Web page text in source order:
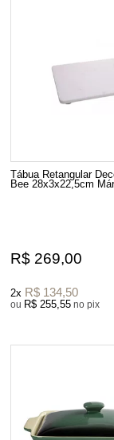
Tábua Retangular
R$ 269,00
2x R$ 134,50
ou R$ 255,55 no pix